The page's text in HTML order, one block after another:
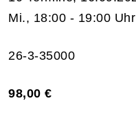
Mi., 18:00 - 19:00 Uhr
26-3-35000
98,00 €